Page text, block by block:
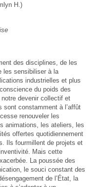
H.)
des disciplines, de les
les sensibiliser à la
industrielles et plus
du poids des
devenir collectif et
sont constamment à l’affût
renouveler les
animations, les ateliers, les
offertes quotidiennement
Ils fourmillent de projets et
Mais cette
La poussée des
le souci constant des
de l’État, la